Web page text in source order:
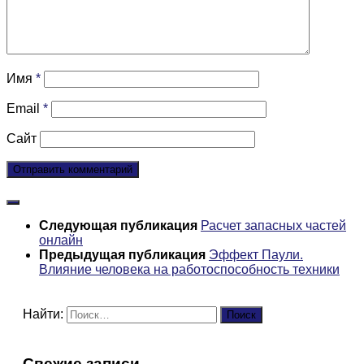
Имя *
Email *
Сайт
Следующая публикация Расчет запасных частей
онлайн
Предыдущая публикация Эффект Паули.
Влияние человека на работоспособность техники
Найти: